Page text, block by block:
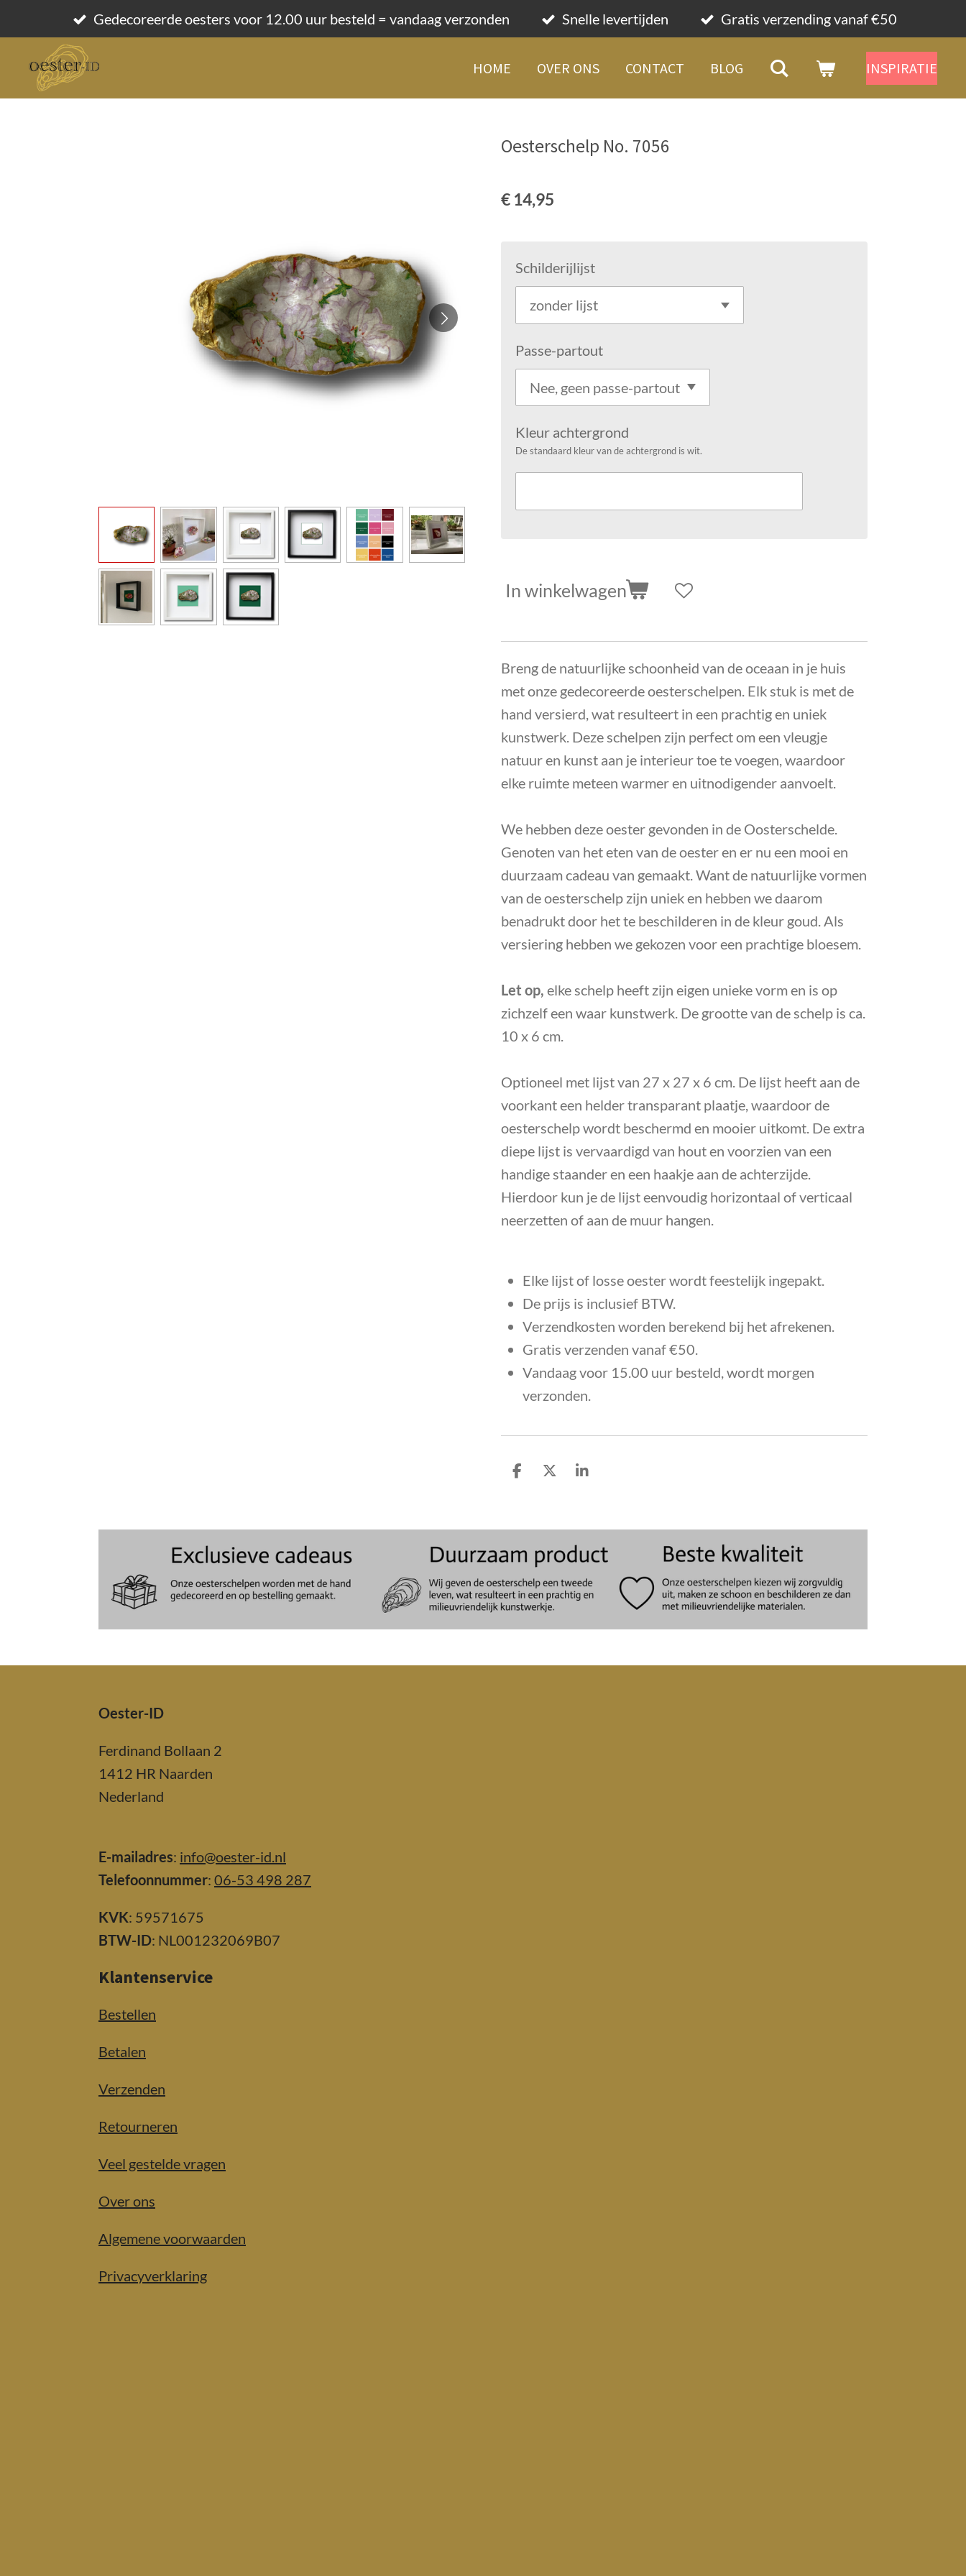
direct
naar
Gedecoreerde oesters voor 12.00 uur besteld = vandaag verzonden Snelle levertijden Gratis verzending vanaf €50
HOME OVER ONS CONTACT BLOG INSPIRATIE
Oesterschelp No. 7056
€ 14,95
Schilderijlijst
Passe-partout
Kleur achtergrond
De standaard kleur van de achtergrond is wit.
In winkelwagen
Breng de natuurlijke schoonheid van de oceaan in je huis
met onze gedecoreerde oesterschelpen. Elk stuk is met de
hand versierd, wat resulteert in een prachtig en uniek
kunstwerk. Deze schelpen zijn perfect om een vleugje
natuur en kunst aan je interieur toe te voegen, waardoor
elke ruimte meteen warmer en uitnodigender aanvoelt.
We hebben deze oester gevonden in de Oosterschelde.
Genoten van het eten van de oester en er nu een mooi en
duurzaam cadeau van gemaakt. Want de natuurlijke vormen
van de oesterschelp zijn uniek en hebben we daarom
benadrukt door het te beschilderen in de kleur goud. Als
versiering hebben we gekozen voor een prachtige bloesem.
Let op, elke schelp heeft zijn eigen unieke vorm en is op
zichzelf een waar kunstwerk. De grootte van de schelp is ca.
10 x 6 cm.
Optioneel met lijst van 27 x 27 x 6 cm. De lijst heeft aan de
voorkant een helder transparant plaatje, waardoor de
oesterschelp wordt beschermd en mooier uitkomt. De extra
diepe lijst is vervaardigd van hout en voorzien van een
handige staander en een haakje aan de achterzijde.
Hierdoor kun je de lijst eenvoudig horizontaal of verticaal
neerzetten of aan de muur hangen.
Elke lijst of losse oester wordt feestelijk ingepakt.
De prijs is inclusief BTW.
Verzendkosten worden berekend bij het afrekenen.
Gratis verzenden vanaf €50.
Vandaag voor 15.00 uur besteld, wordt morgen
verzonden.
D
D
S
Oester-ID
Ferdinand Bollaan 2
1412 HR Naarden
Nederland
E-mailadres: info@oester-id.nl
Telefoonnummer: 06-53 498 287
KVK: 59571675
BTW-ID: NL001232069B07
Klantenservice
Bestellen
Betalen
Verzenden
Retourneren
Veel gestelde vragen
Over ons
Algemene voorwaarden
Privacyverklaring